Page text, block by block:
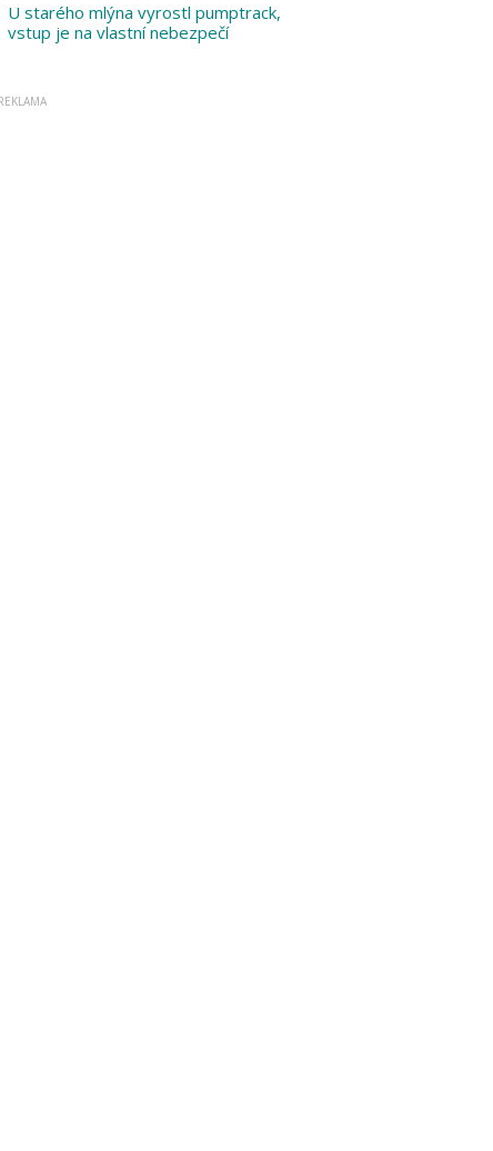
U starého mlýna vyrostl pumptrack,
vstup je na vlastní nebezpečí